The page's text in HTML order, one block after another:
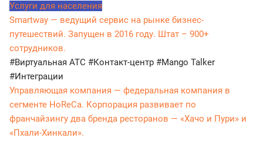
Услуги для населения
Smartway — ведущий сервис на рынке бизнес-
путешествий. Запущен в 2016 году. Штат – 900+
сотрудников.
#Виртуальная АТС #Контакт-центр #Mango Talker
#Интеграции
Управляющая компания — федеральная компания в
сегменте HoReCa. Корпорация развивает по
франчайзингу два бренда ресторанов — «Хачо и Пури» и
«Пхали-Хинкали».